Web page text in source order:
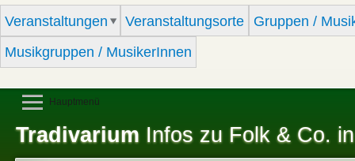
Veranstaltungen Veranstaltungsorte
Gruppen /
Musikgruppen / MusikerInnen
Tradivarium Infos zu Folk & Co.
Hauptmenü